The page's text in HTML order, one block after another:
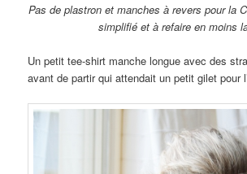
Pas de plastron et manches à revers pour la
simplifié et à refaire en moins
Un petit tee-shirt manche longue avec des
avant de partir qui attendait un petit gilet pour